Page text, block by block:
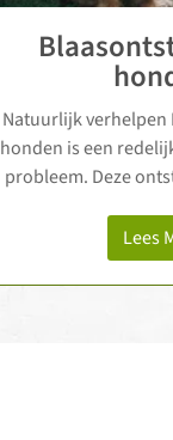
Natuurlijk verhelpen
honden is een
probleem. Deze
ontstoken
Lees